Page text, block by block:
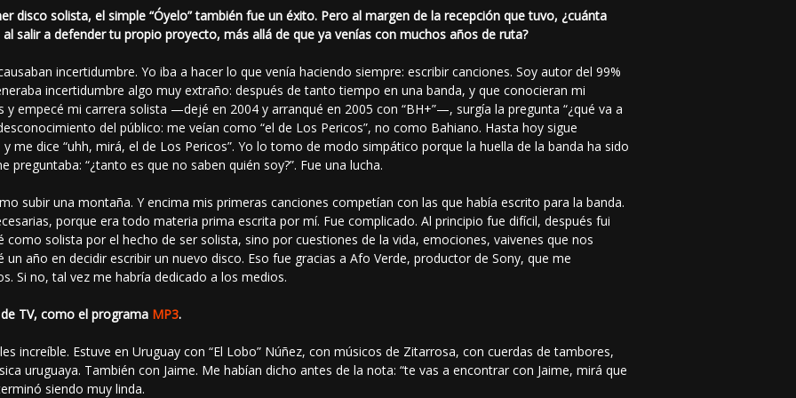
disco solista, el simple “Óyelo” también fue un éxito. Pero al margen de la recepción que tuvo, ¿cuánta
salir a defender tu propio proyecto, más allá de que ya venías con muchos años de ruta?
incertidumbre. Yo iba a hacer lo que venía haciendo siempre: escribir canciones. Soy autor del 99%
incertidumbre algo muy extraño: después de tanto tiempo en una banda, y que conocieran mi
empecé mi carrera solista —dejé en 2004 y arranqué en 2005 con “BH+”—, surgía la pregunta “¿qué va a
del público: me veían como “el de Los Pericos”, no como Bahiano. Hasta hoy sigue
me dice “uhh, mirá, el de Los Pericos”. Yo lo tomo de modo simpático porque la huella de la banda ha sido
“¿tanto es que no saben quién soy?”. Fue una lucha.
subir una montaña. Y encima mis primeras canciones competían con las que había escrito para la banda.
porque era todo materia prima escrita por mí. Fue complicado. Al principio fue difícil, después fui
solista por el hecho de ser solista, sino por cuestiones de la vida, emociones, vaivenes que nos
año en decidir escribir un nuevo disco. Eso fue gracias a Afo Verde, productor de Sony, que me
Si no, tal vez me habría dedicado a los medios.
TV, como el programa MP3.
increíble. Estuve en Uruguay con “El Lobo” Núñez, con músicos de Zitarrosa, con cuerdas de tambores,
uruguaya. También con Jaime. Me habían dicho antes de la nota: “te vas a encontrar con Jaime, mirá que
siendo muy linda.